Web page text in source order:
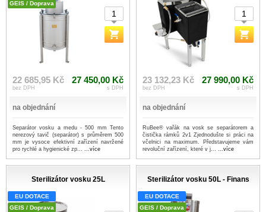
GEIS / Doprava
22 685,95 Kč
bez DPH
27 450,00 Kč
s DPH
na objednání
Separátor vosku a medu - 500 mm Tento
nerezový tavič (separátor) s průměrem 500
mm je vysoce efektivní zařízení navržené
pro rychlé a hygienické zp... ...více
23 132,23 Kč
bez DPH
27 990,00 Kč
s DPH
na objednání
RuBee® vařák na vosk se separátorem a
čistička rámků 2v1 Zjednodušte si práci na
včelnici na maximum. Představujeme vám
revoluční zařízení, které v j... ...více
Sterilizátor vosku 25L
EU DOTACE
GEIS / Doprava
Sterilizátor vosku 50L - Finans
EU DOTACE
GEIS / Doprava